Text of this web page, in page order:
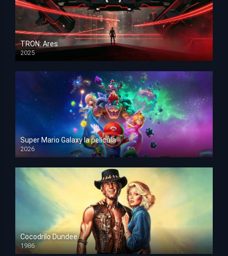
TRON: Ares
2025
HD 1080p
Super Mario Galaxy la película
2026
HD 1080p
Cocodrilo Dundee
1986
HD 1080p